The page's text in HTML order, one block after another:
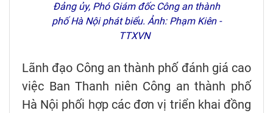
Đảng ủy, Phó Giám đốc Công an thành
phố Hà Nội phát biểu. Ảnh: Phạm Kiên -
TTXVN
Lãnh đạo Công an thành phố đánh giá cao
việc Ban Thanh niên Công an thành phố
Hà Nội phối hợp các đơn vị triển khai đồng